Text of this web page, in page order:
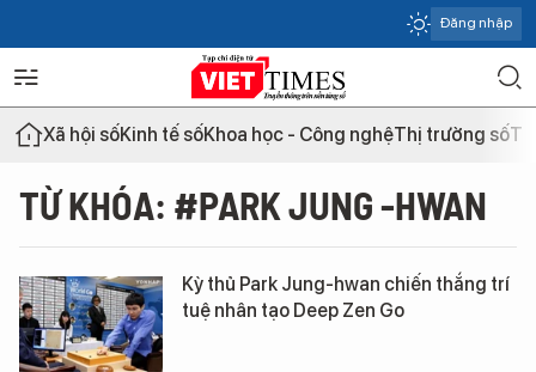
Đăng nhập
Xã hội sốKinh tế sốKhoa học - Công nghệThị trường số
TỪ KHÓA: #PARK JUNG -HWAN
Kỳ thủ Park Jung-hwan chiến thắng trí
tuệ nhân tạo Deep Zen Go